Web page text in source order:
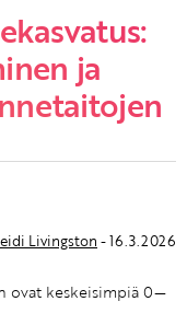
ja
Livingston- 16.3.2026
ovat keskeisimpiä 0—